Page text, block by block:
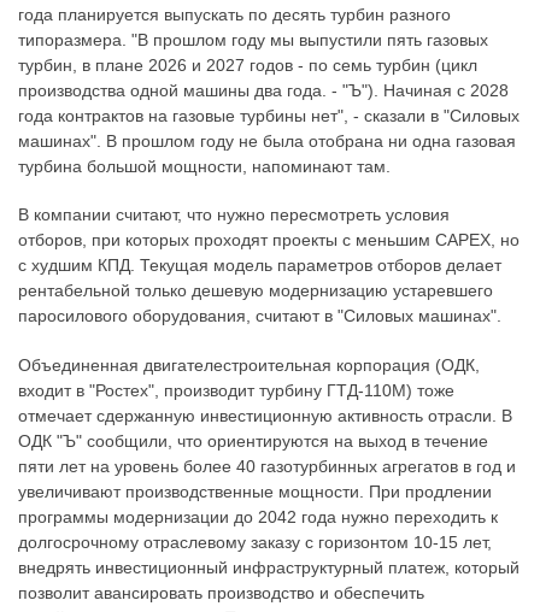
года планируется выпускать по десять турбин разного
типоразмера. "В прошлом году мы выпустили пять газовых
турбин, в плане 2026 и 2027 годов - по семь турбин (цикл
производства одной машины два года. - "Ъ"). Начиная с 2028
года контрактов на газовые турбины нет", - сказали в "Силовых
машинах". В прошлом году не была отобрана ни одна газовая
турбина большой мощности, напоминают там.
В компании считают, что нужно пересмотреть условия
отборов, при которых проходят проекты с меньшим CAPEX, но
с худшим КПД. Текущая модель параметров отборов делает
рентабельной только дешевую модернизацию устаревшего
паросилового оборудования, считают в "Силовых машинах".
Объединенная двигателестроительная корпорация (ОДК,
входит в "Ростех", производит турбину ГТД-110М) тоже
отмечает сдержанную инвестиционную активность отрасли. В
ОДК "Ъ" сообщили, что ориентируются на выход в течение
пяти лет на уровень более 40 газотурбинных агрегатов в год и
увеличивают производственные мощности. При продлении
программы модернизации до 2042 года нужно переходить к
долгосрочному отраслевому заказу с горизонтом 10-15 лет,
внедрять инвестиционный инфраструктурный платеж, который
позволит авансировать производство и обеспечить